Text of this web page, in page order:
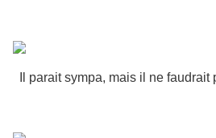
Il parait sympa, mais il ne